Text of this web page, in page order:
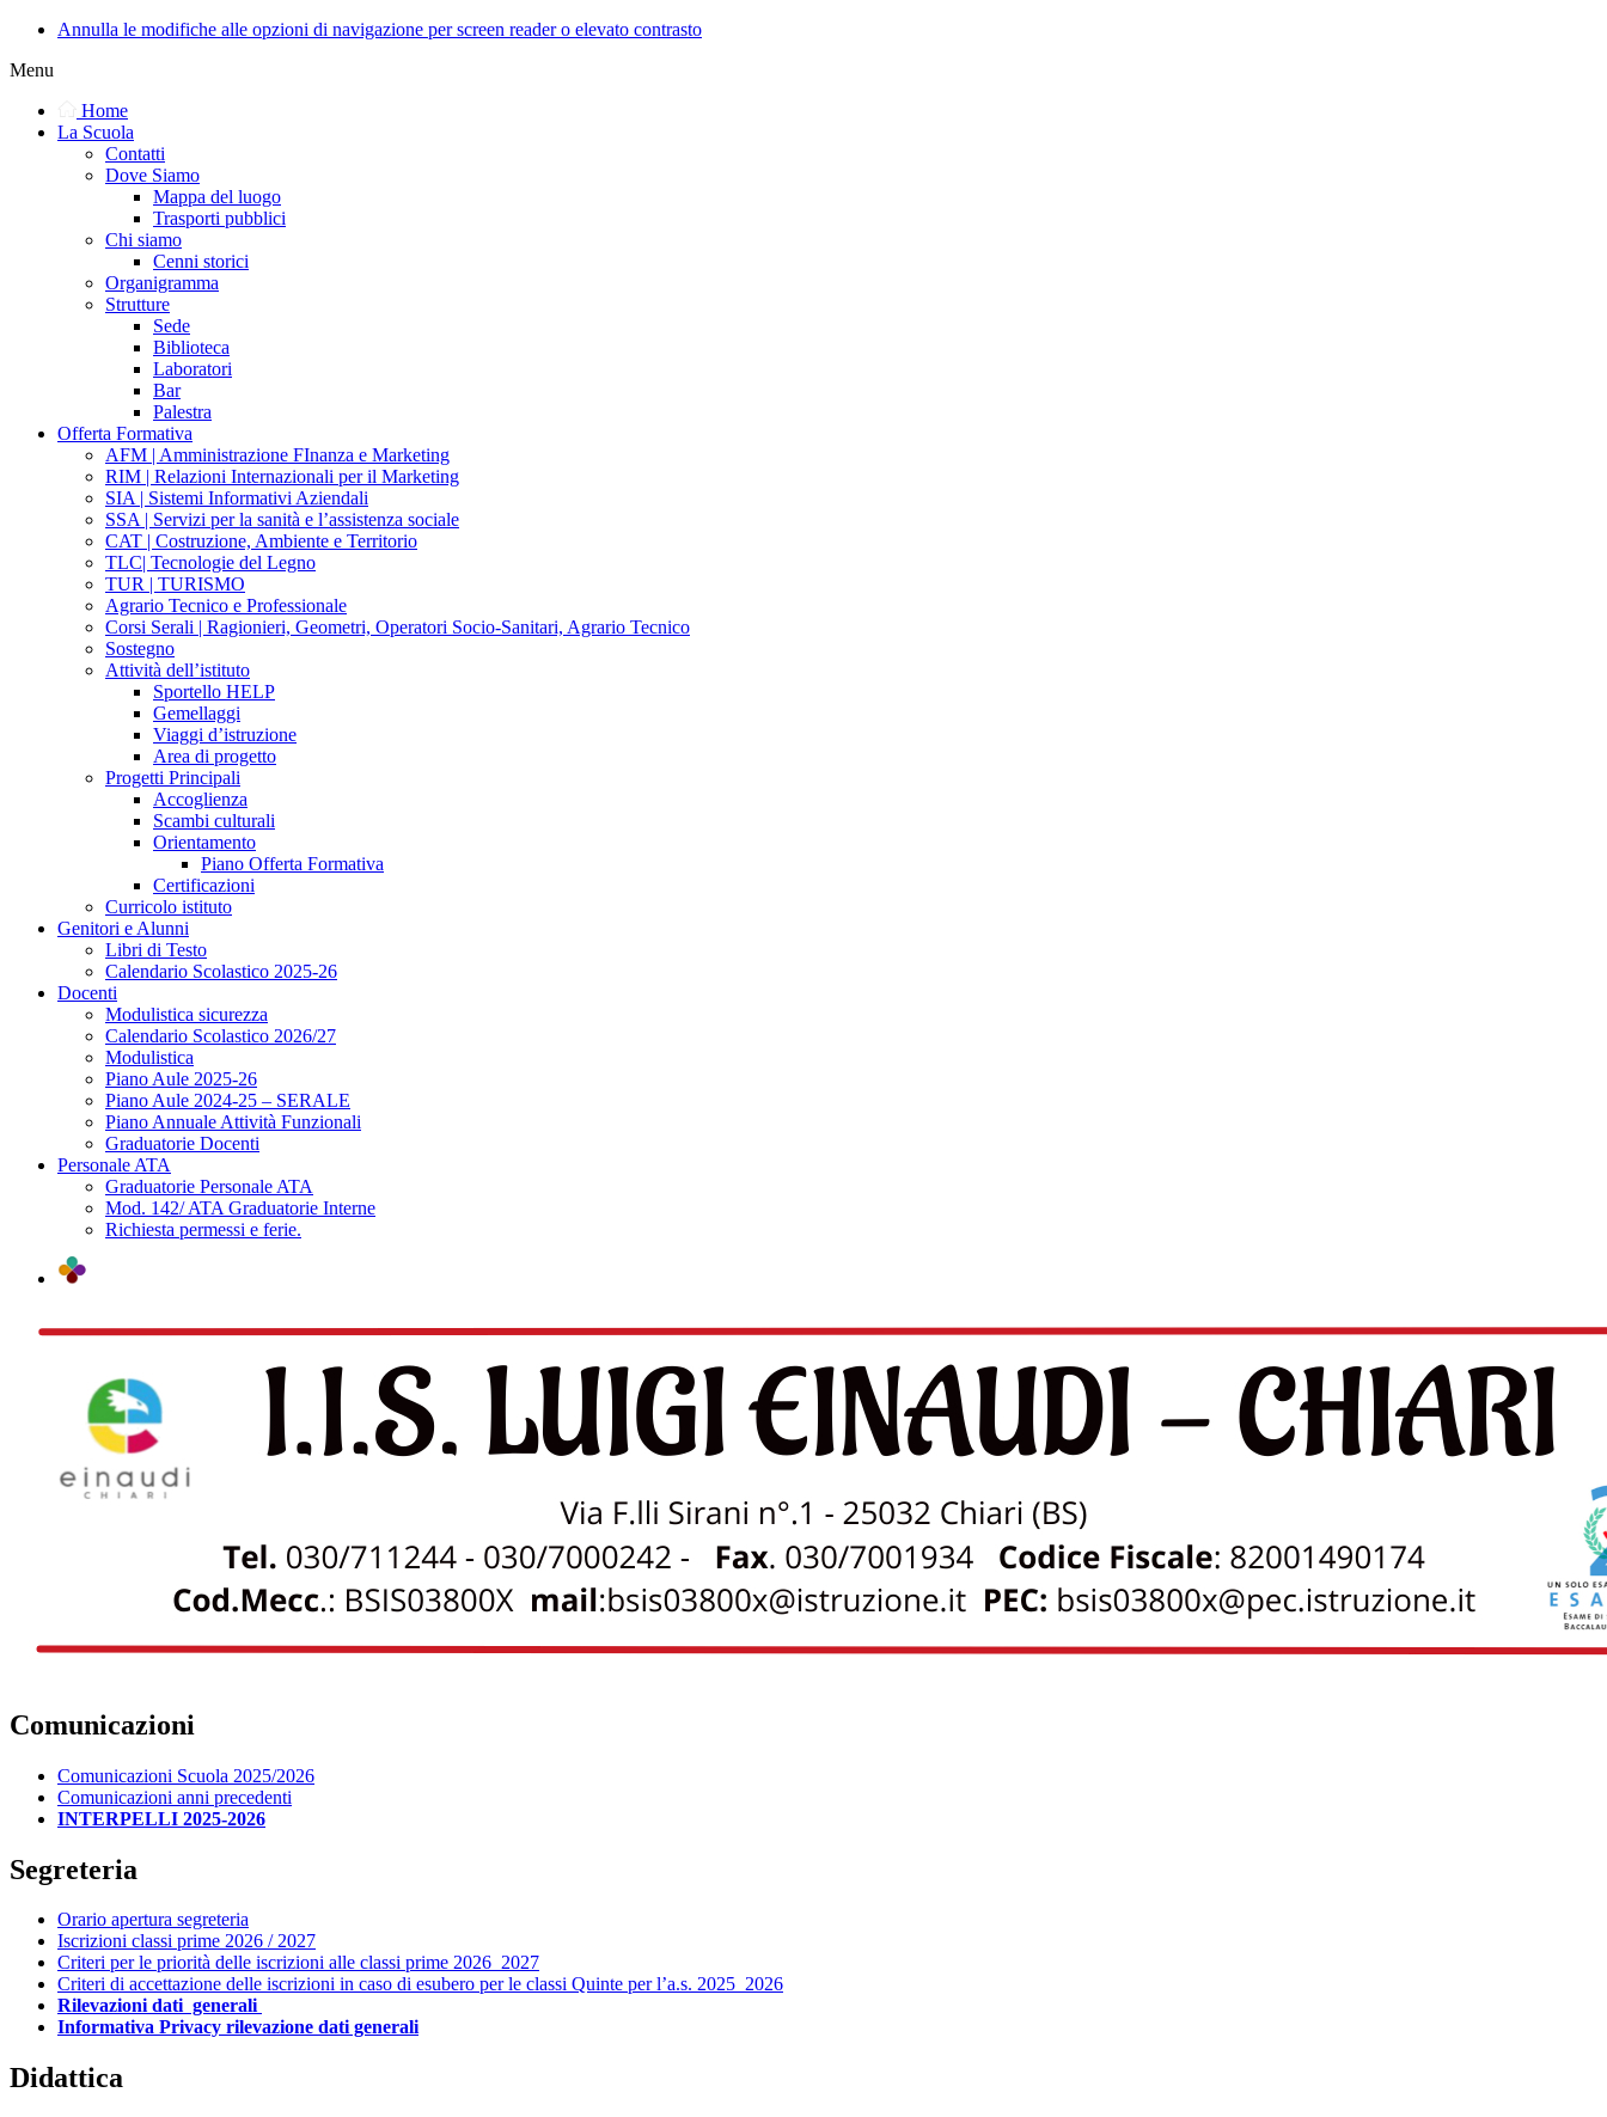
Annulla le modifiche alle opzioni di navigazione per screen reader o elevato contrasto
Menu
Home
La Scuola
Contatti
Dove Siamo
Mappa del luogo
Trasporti pubblici
Chi siamo
Cenni storici
Organigramma
Strutture
Sede
Biblioteca
Laboratori
Bar
Palestra
Offerta Formativa
AFM | Amministrazione FInanza e Marketing
RIM | Relazioni Internazionali per il Marketing
SIA | Sistemi Informativi Aziendali
SSA | Servizi per la sanità e l’assistenza sociale
CAT | Costruzione, Ambiente e Territorio
TLC| Tecnologie del Legno
TUR | TURISMO
Agrario Tecnico e Professionale
Corsi Serali | Ragionieri, Geometri, Operatori Socio-Sanitari, Agrario Tecnico
Sostegno
Attività dell’istituto
Sportello HELP
Gemellaggi
Viaggi d’istruzione
Area di progetto
Progetti Principali
Accoglienza
Scambi culturali
Orientamento
Piano Offerta Formativa
Certificazioni
Curricolo istituto
Genitori e Alunni
Libri di Testo
Calendario Scolastico 2025-26
Docenti
Modulistica sicurezza
Calendario Scolastico 2026/27
Modulistica
Piano Aule 2025-26
Piano Aule 2024-25 – SERALE
Piano Annuale Attività Funzionali
Graduatorie Docenti
Personale ATA
Graduatorie Personale ATA
Mod. 142/ ATA Graduatorie Interne
Richiesta permessi e ferie.
Comunicazioni
Comunicazioni Scuola 2025/2026
Comunicazioni anni precedenti
INTERPELLI 2025-2026
Segreteria
Orario apertura segreteria
Iscrizioni classi prime 2026 / 2027
Criteri per le priorità delle iscrizioni alle classi prime 2026_2027
Criteri di accettazione delle iscrizioni in caso di esubero per le classi Quinte per l’a.s. 2025_2026
Rilevazioni dati generali
Informativa Privacy rilevazione dati generali
Didattica